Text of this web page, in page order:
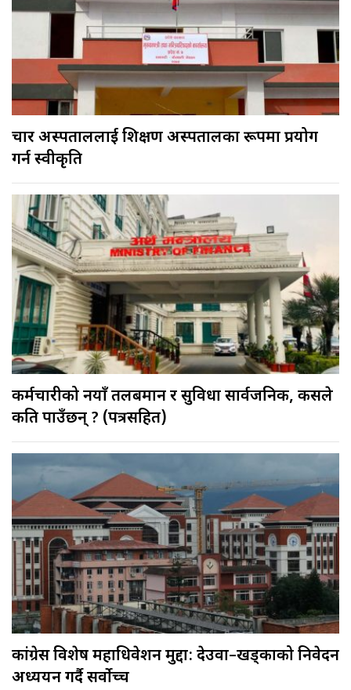
चार अस्पताललाई शिक्षण अस्पतालका रूपमा प्रयोग
गर्न स्वीकृति
कर्मचारीको नयाँ तलबमान र सुविधा सार्वजनिक, कसले
कति पाउँछन् ? (पत्रसहित)
कांग्रेस विशेष महाधिवेशन मुद्दा: देउवा–खड्काको निवेदन
अध्ययन गर्दै सर्वोच्च